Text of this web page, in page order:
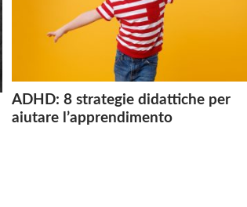
ADHD: 8 strategie didattiche per
aiutare l’apprendimento